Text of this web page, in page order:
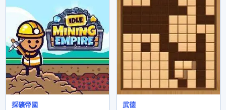
採礦帝國 武德